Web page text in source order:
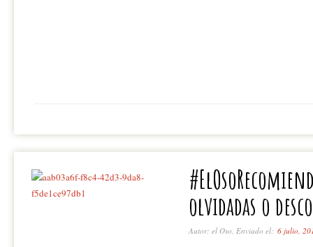
olvidadas o
Autor: el Oso, Enviado el: 6 julio,